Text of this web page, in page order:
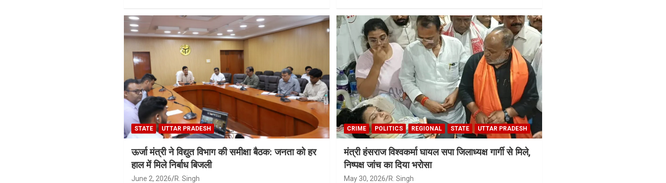
STATE UTTAR PRADESH
ऊर्जा मंत्री ने विद्युत विभाग की समीक्षा बैठक: जनता को हर
हाल में मिले निर्बाध बिजली
June 2, 2026 R. Singh
CRIME POLITICS REGIONAL STATE UTTAR PRADESH
मंत्री हंसराज विश्वकर्मा घायल सपा जिलाध्यक्ष गार्गी से मिले,
निष्पक्ष जांच का दिया भरोसा
May 30, 2026 R. Singh